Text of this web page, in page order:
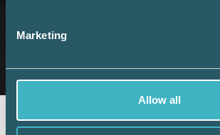
Marketing
Allow all
Fler företag väljer digital